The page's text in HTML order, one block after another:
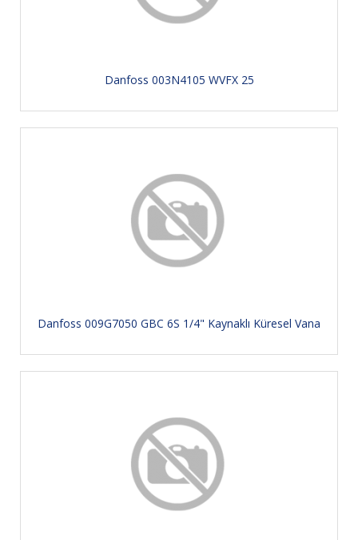
Danfoss 003N4105 WVFX 25
Danfoss 009G7050 GBC 6S 1/4" Kaynaklı Küresel Vana